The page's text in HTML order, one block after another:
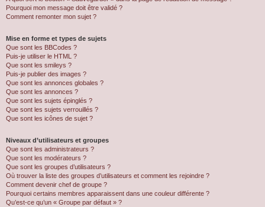
Pourquoi mon message doit être validé ?
Comment remonter mon sujet ?
Mise en forme et types de sujets
Que sont les BBCodes ?
Puis-je utiliser le HTML ?
Que sont les smileys ?
Puis-je publier des images ?
Que sont les annonces globales ?
Que sont les annonces ?
Que sont les sujets épinglés ?
Que sont les sujets verrouillés ?
Que sont les icônes de sujet ?
Niveaux d’utilisateurs et groupes
Que sont les administrateurs ?
Que sont les modérateurs ?
Que sont les groupes d’utilisateurs ?
Où trouver la liste des groupes d’utilisateurs et comment les rejoindre ?
Comment devenir chef de groupe ?
Pourquoi certains membres apparaissent dans une couleur différente ?
Qu’est-ce qu’un « Groupe par défaut » ?